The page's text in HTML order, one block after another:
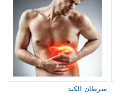
سرطان الكبد